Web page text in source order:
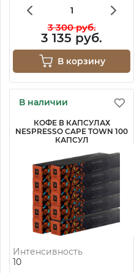
3 300 руб.
3 135 руб.
В корзину
В наличии
КОФЕ В КАПСУЛАХ
NESPRESSO CAPE TOWN 100
КАПСУЛ
Интенсивность
10